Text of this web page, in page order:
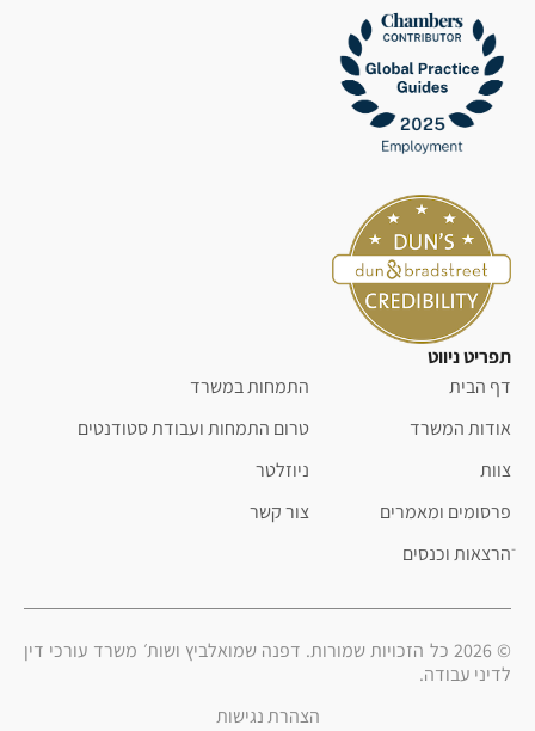
תפריט ניווט
דף הבית
אודות המשרד
צוות
פרסומים ומאמרים
ֿהרצאות וכנסים
התמחות במשרד
טרום התמחות ועבודת סטודנטים
ניוזלטר
צור קשר
© 2026 כל הזכויות שמורות. דפנה שמואלביץ ושות׳ משרד עורכי דין
לדיני עבודה.
הצהרת נגישות